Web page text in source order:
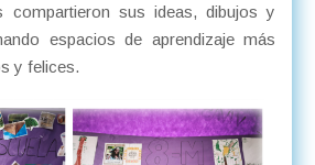
compartieron sus ideas, dibujos y
espacios de aprendizaje más
y felices.